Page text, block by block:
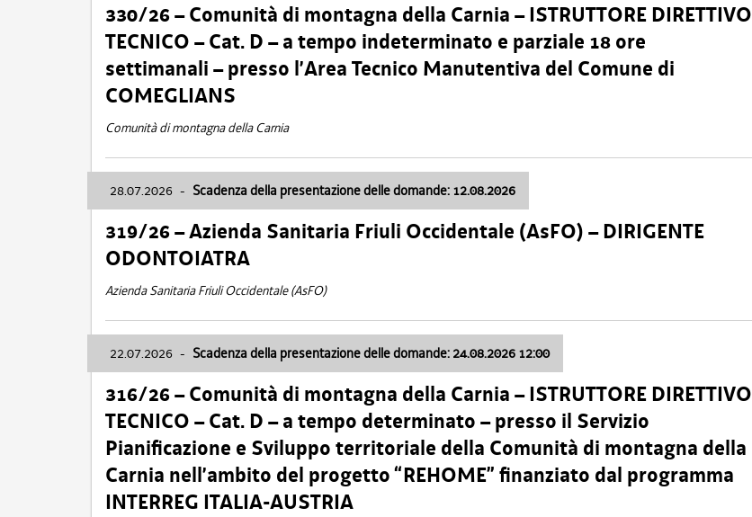
330/26 – Comunità di montagna della Carnia – ISTRUTTORE DIRETTIVO
TECNICO – Cat. D – a tempo indeterminato e parziale 18 ore
settimanali – presso l’Area Tecnico Manutentiva del Comune di
COMEGLIANS
Comunità di montagna della Carnia
28.07.2026 - Scadenza della presentazione delle domande: 12.08.2026
319/26 – Azienda Sanitaria Friuli Occidentale (AsFO) – DIRIGENTE
ODONTOIATRA
Azienda Sanitaria Friuli Occidentale (AsFO)
22.07.2026 - Scadenza della presentazione delle domande: 24.08.2026 12:00
316/26 – Comunità di montagna della Carnia – ISTRUTTORE DIRETTIVO
TECNICO – Cat. D – a tempo determinato – presso il Servizio
Pianificazione e Sviluppo territoriale della Comunità di montagna della
Carnia nell’ambito del progetto “REHOME” finanziato dal programma
INTERREG ITALIA-AUSTRIA